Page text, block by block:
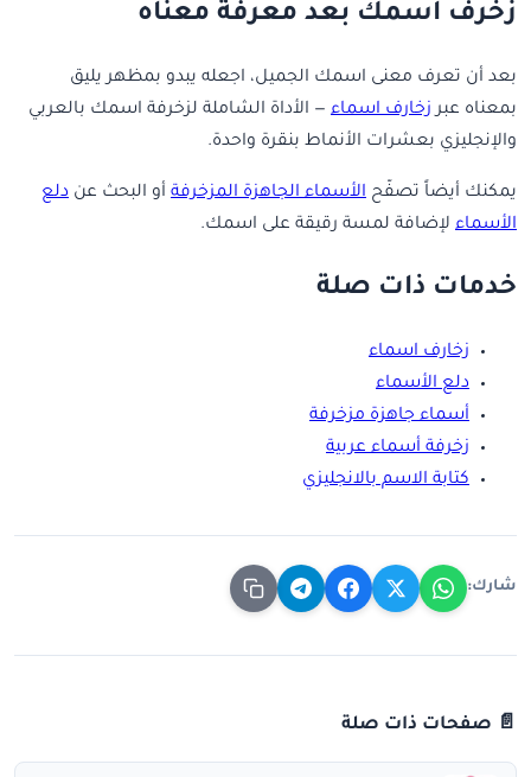
زخرف اسمك بعد معرفة معناه
بعد أن تعرف معنى اسمك الجميل، اجعله يبدو بمظهر يليق
بمعناه عبرزخارف اسماء — الأداة الشاملة لزخرفة اسمك بالعربي
والإنجليزي بعشرات الأنماط بنقرة واحدة.
يمكنك أيضاً تصفّح الأسماء الجاهزة المزخرفة أو البحث عن دلع
الأسماء لإضافة لمسة رقيقة على اسمك.
خدمات ذات صلة
زخارف اسماء
دلع الأسماء
أسماء جاهزة مزخرفة
زخرفة أسماء عربية
كتابة الاسم بالانجليزي
شارك:
📄 صفحات ذات صلة